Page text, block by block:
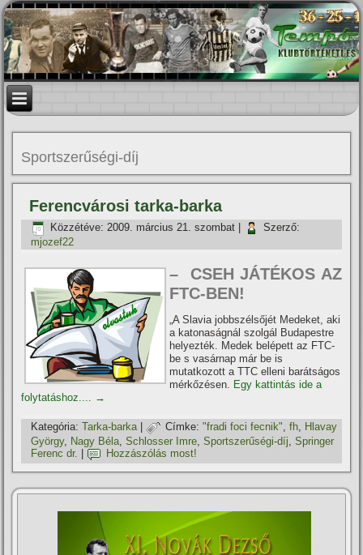
Sportszerűségi-dí­j
Ferencvárosi tarka-barka
Közzétéve: 2009. március 21. szombat
Szerző:
mjozef22
– CSEH JÁTÉKOS AZ
FTC-BEN!
„A Slavia jobbszélsőjét Medeket, aki
a katonaságnál szolgál Budapestre
helyezték. Medek belépett az FTC-
be s vasárnap már be is
mutatkozott a TTC elleni barátságos
mérkőzésen. Egy kattintás ide a
folytatáshoz.... →
Kategória: Tarka-barka| Címke: "fradi foci fecnik",fh, Hlavay
György, Nagy Béla,Schlosser Imre,Sportszerűségi-dí­j,Springer
Ferenc dr.
Hozzászólás most!